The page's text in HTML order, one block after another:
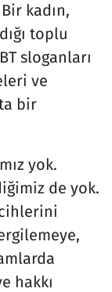
kadın,
toplu
sloganları
ve
bir
yok.
de yok.
hakkı